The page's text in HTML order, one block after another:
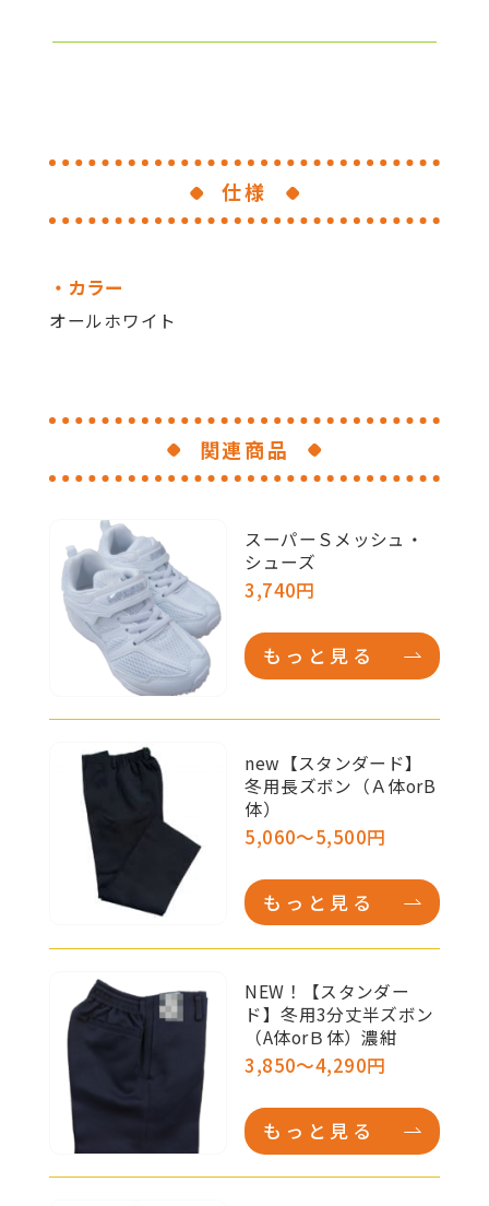
仕様
カラー
関連商品
スーパーＳメッシュ・
シューズ
3,740円
もっと見る
new【スタンダード】
冬用長ズボン（Ａ体orB
体）
5,060～5,500円
もっと見る
NEW！【スタンダー
ド】冬用3分丈半ズボン
（A体orＢ体）濃紺
3,850～4,290円
もっと見る